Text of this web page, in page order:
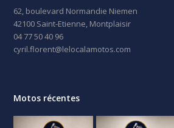
62, boulevard Normandie Niemen
42100 Saint-Etienne, Montplaisir
04 77 50 40 96
cyril.florent@lelocalamotos.com
Motos récentes